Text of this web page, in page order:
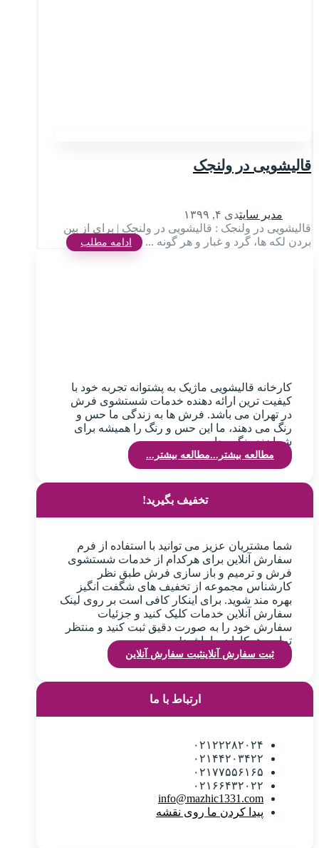
قالیشویی در ولنجک
مدیر سایتدی ۴, ۱۳۹۹
قالیشویی در ولنجک : قالیشویی در ولنجک | برای از بین
بردن لکه ها، گرد و غبار و هر گونه ...
ادامه مطلب
کارخانه قالیشویی ماژیک به پشتوانه تجربه خود با
کیفیت ترین ارائه دهنده خدمات شستشوی فرش
در تهران می باشد. فرش ها به زندگی ما حس و
رنگ می دهند، ما این حس و رنگ را همیشه برای
شما زنده نگهمیداریم.
مطالعه بیشتر...مطالعه بیشتر...
تخفیف بگیرید!
شما مشتریان عزیز می توانید با استفاده از فرم
سفارش آنلاین برای هرکدام از خدمات شستشوی
فرش و ترمیم و باز سازی فرش طبق نظر
کارشناس مجموعه از تخفیف های شگفت انگیز
بهره مند شوید. برای اینکار کافی است بر روی لینک
سفارش آنلاین خدمات کلیک کنید و جزئیات
سفارش خود را به صورت دقیق ثبت کنید و منتظر
تماس همکاران ما باشید!
ثبت سفارش آنلاینثبت سفارش آنلاین
ارتباط با ما
۰۲۱۲۲۲۸۲۰۲۴
۰۲۱۴۴۲۰۳۴۲۲
۰۲۱۷۷۵۵۶۱۶۵
۰۲۱۶۶۴۳۲۰۲۲
info@mazhic1331.com
پیدا کردن ما روی نقشه